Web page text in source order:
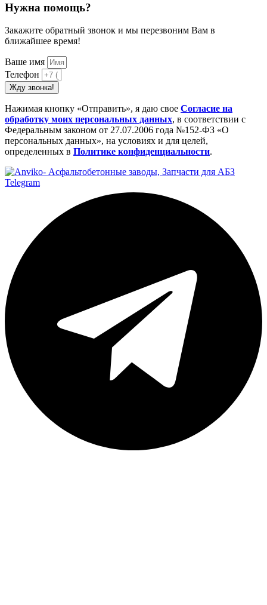
Нужна помощь?
Закажите обратный звонок и мы перезвоним Вам в
ближайшее время!
Ваше имя
Телефон
Жду звонка!
Нажимая кнопку «Отправить», я даю свое Cогласие на
обработку моих персональных данных, в соответствии с
Федеральным законом от 27.07.2006 года №152-ФЗ «О
персональных данных», на условиях и для целей,
определенных в Политике конфиденциальности.
Telegram